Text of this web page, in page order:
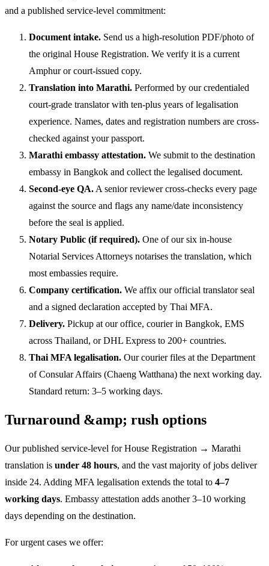
and a published service-level commitment:
Document intake. Send us a high-resolution PDF/photo of
the original House Registration. We verify it is a current
Amphur or court-issued copy.
Translation into Marathi. Performed by our credentialed
court-grade translator with ten-plus years of legalisation
experience. Names, dates and registration numbers are cross-
checked against your passport.
Marathi embassy attestation. We submit to the destination
embassy in Bangkok and collect the legalised document.
Second-eye QA. A senior reviewer cross-checks every page
against the source and flags any name/date inconsistency
before the seal is applied.
Notary Public (if required). One of our six in-house
Notarial Services Attorneys notarises the translation, which
most embassies require.
Company certification. We affix our official translator seal
and a signed declaration accepted by Thai MFA.
Delivery. Pickup at our office, courier in Bangkok, EMS
across Thailand, or DHL Express to 200+ countries.
Thai MFA legalisation. Our courier files at the Department
of Consular Affairs (Chaeng Watthana) the next working day.
Standard return: 3–5 working days.
Turnaround &amp; rush options
Our published service-level for House Registration → Marathi
translation is under 48 hours, and the vast majority of jobs deliver
inside 24. Adding MFA legalisation extends the total to 4–7
working days. Embassy attestation adds another 3–10 working
days depending on the destination.
For urgent cases we offer: